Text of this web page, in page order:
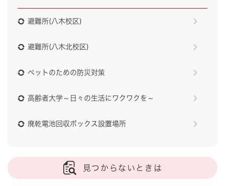
避難所(八木校区)
避難所(八木北校区)
ペットのための防災対策
高齢者大学～日々の生活にワクワクを～
廃乾電池回収ボックス設置場所
見つからないときは